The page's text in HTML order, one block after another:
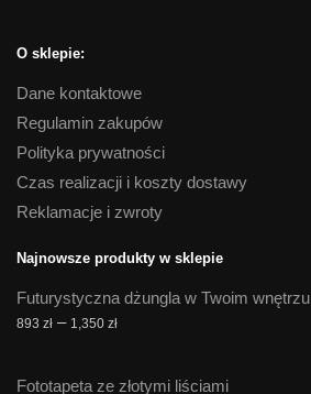
O sklepie:
Dane kontaktowe
Regulamin zakupów
Polityka prywatności
Czas realizacji i koszty dostawy
Reklamacje i zwroty
Najnowsze produkty w sklepie
Futurystyczna dżungla w Twoim wnętrzu
893 zł – 1,350 złZakres
Fototapeta ze złotymi liściami